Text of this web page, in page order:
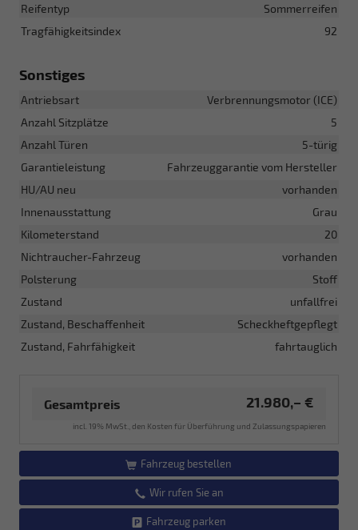
Reifentyp
Sommerreifen
Tragfähigkeitsindex
92
Sonstiges
Antriebsart
Verbrennungsmotor (ICE)
Anzahl Sitzplätze
5
Anzahl Türen
5-türig
Garantieleistung
Fahrzeuggarantie vom Hersteller
HU/AU neu
vorhanden
Innenausstattung
Grau
Kilometerstand
20
Nichtraucher-Fahrzeug
vorhanden
Polsterung
Stoff
Zustand
unfallfrei
Zustand, Beschaffenheit
Scheckheftgepflegt
Zustand, Fahrfähigkeit
fahrtauglich
Gesamtpreis 21.980,– €
incl. 19% MwSt., den Kosten für Überführung und Zulassungspapieren
Fahrzeug bestellen
Wir rufen Sie an
Fahrzeug parken